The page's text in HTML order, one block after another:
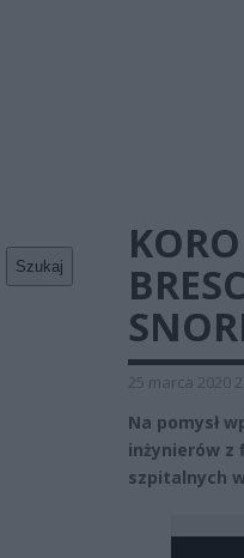
Szukaj
25 marca 2020
Na pomysł
inżynierów z
szpitalnych